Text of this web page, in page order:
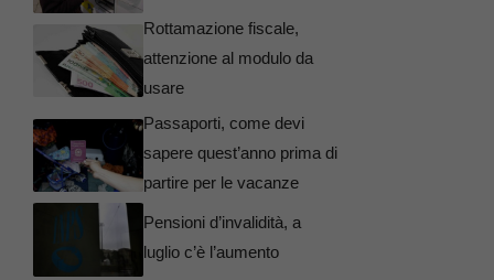
Rottamazione fiscale,
attenzione al modulo da
usare
Passaporti, come devi
sapere quest’anno prima di
partire per le vacanze
Pensioni d’invalidità, a
luglio c’è l’aumento